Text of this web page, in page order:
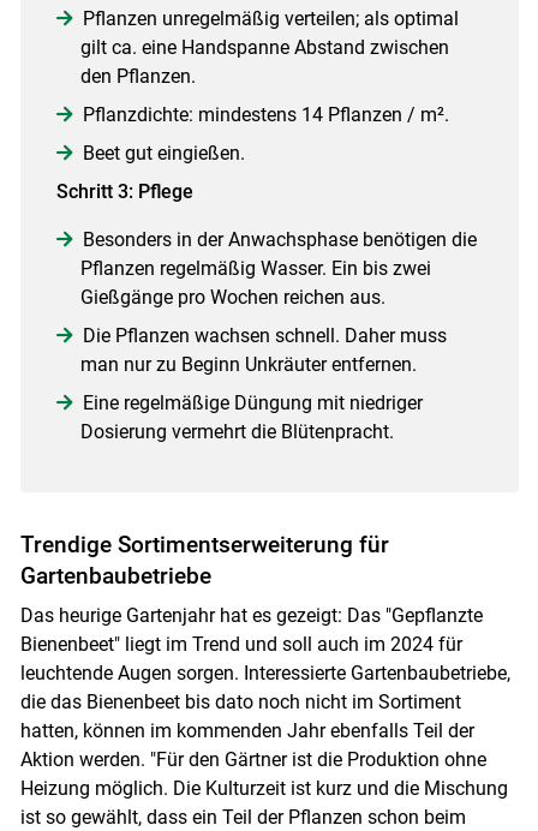
Pflanzen unregelmäßig verteilen; als optimal
gilt ca. eine Handspanne Abstand zwischen
den Pflanzen.
Pflanzdichte: mindestens 14 Pflanzen / m².
Beet gut eingießen.
Schritt 3: Pflege
Besonders in der Anwachsphase benötigen die
Pflanzen regelmäßig Wasser. Ein bis zwei
Gießgänge pro Wochen reichen aus.
Die Pflanzen wachsen schnell. Daher muss
man nur zu Beginn Unkräuter entfernen.
Eine regelmäßige Düngung mit niedriger
Dosierung vermehrt die Blütenpracht.
Trendige Sortimentserweiterung für
Gartenbaubetriebe
Das heurige Gartenjahr hat es gezeigt: Das "Gepflanzte
Bienenbeet" liegt im Trend und soll auch im 2024 für
leuchtende Augen sorgen. Interessierte Gartenbaubetriebe,
die das Bienenbeet bis dato noch nicht im Sortiment
hatten, können im kommenden Jahr ebenfalls Teil der
Aktion werden. "Für den Gärtner ist die Produktion ohne
Heizung möglich. Die Kulturzeit ist kurz und die Mischung
ist so gewählt, dass ein Teil der Pflanzen schon beim